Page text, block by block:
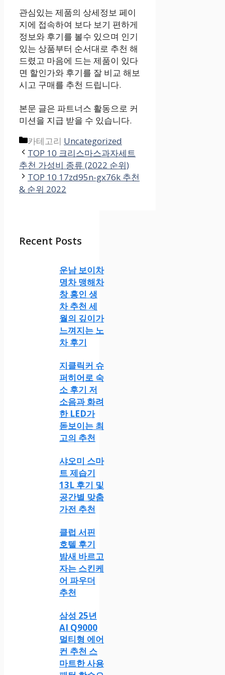
관심있는 제품의 상세정보 페이
지에 접속하여 보다 보기 편하게
정보와 후기를 볼수 있으며 인기
있는 상품부터 순서대로 추천 해
드렸고 마음에 드는 제품이 있다
면 할인가와 후기를 잘 비교 해보
시고 구매를 추천 드립니다.
본문 글은 파트너스 활동으로 커
미션을 지급 받을 수 있습니다.
카테고리 Uncategorized
TOP 10 크리스마스과자세트
추천 가성비 종류 (2022 순위)
TOP 10 17zd95n-gx76k 추천
& 순위 2022
Recent Posts
운남 보이차
명차 맹해차
창 홍인 생
차 추천 세
월의 깊이가
느껴지는 노
차 후기
지클릭커 슈
퍼히어로 숙
소 후기 저
소음과 화려
한 LED가
돋보이는 최
고의 추천
샤오미 스마
트 제습기
13L 후기 및
공간별 맞춤
가전 추천
클럽 서핀
호텔 후기
밤새 바르고
자는 스킨케
어 파우더
추천
삼성 25년
AI Q9000
멀티형 에어
컨 추천 스
마트한 사용